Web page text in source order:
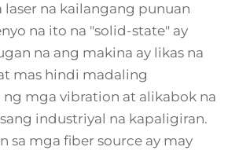
laser na kailangang punuan
na ito na "solid-state" ay
na ang makina ay likas na
mas hindi madaling
mga vibration at alikabok na
industriyal na kapaligiran.
sa mga fiber source ay may